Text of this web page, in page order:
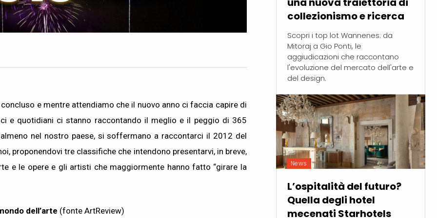
e mentre attendiamo che il nuovo anno ci faccia capire di
e quotidiani ci stanno raccontando il meglio e il peggio di 365
nel nostro paese, si soffermano a raccontarci il 2012 del
proponendovi tre classifiche che intendono presentarvi, in breve,
e le opere e gli artisti che maggiormente hanno fatto “girare la
dell’arte (fonte ArtReview)
collezionismo e ricerca
Scopri i top lot Wannenes: da
Mitoraj a Gio Ponti, le
aggiudicazioni che raccontano
l'evoluzione del mercato dell'arte e
del design.
News
L’ospitalità del futuro?
Quella degli hotel
mecenati Starhotels